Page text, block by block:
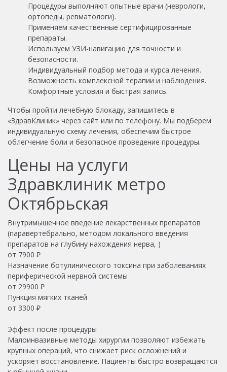
Процедуры выполняют опытные врачи (неврологи,
ортопеды, ревматологи).
Применяем качественные сертифицированные
препараты.
Используем УЗИ-навигацию для точности и
безопасности.
Индивидуальный подбор метода и курса лечения.
Возможность комплексной терапии и наблюдения.
Комфортные условия и быстрая запись.
Чтобы пройти лечебную блокаду, запишитесь в
«ЗдравКлиник» через сайт или по телефону. Мы подберем
индивидуальную схему лечения, обеспечим быстрое
облегчение боли и безопасное проведение процедуры.
Цены на услуги
Здравклиник метро
Октябрьская
Внутримышечное введение лекарственных препаратов
(паравертебрально, методом локального введения
препаратов на глубину нахождения нерва, )
от 7900 ₽
Назначение ботулинического токсина при заболеваниях
периферической нервной системы
от 29900 ₽
Пункция мягких тканей
от 3300 ₽
Эффект после процедуры
Малоинвазивные методы хирургии позволяют избежать
крупных операций, что снижает риск осложнений и
ускоряет восстановление. Пациенты быстро возвращаются